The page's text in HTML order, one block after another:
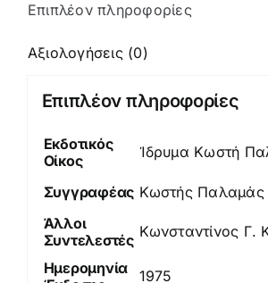
Επιπλέον πληροφορίες
Αξιολογήσεις (0)
Επιπλέον πληροφορίες
Εκδοτικός
Οίκος
Ίδρυμα Κωστή
Συγγραφέας Κωστής Παλαμάς
Άλλοι
Συντελεστές Κωνσταντίνος Γ.
Ημερομηνία
1975